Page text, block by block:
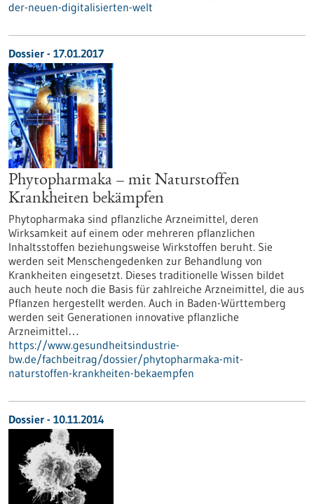
der-neuen-digitalisierten-welt
Dossier - 17.01.2017
Phytopharmaka – mit Naturstoffen
Krankheiten bekämpfen
Phytopharmaka sind pflanzliche Arzneimittel, deren
Wirksamkeit auf einem oder mehreren pflanzlichen
Inhaltsstoffen beziehungsweise Wirkstoffen beruht. Sie
werden seit Menschengedenken zur Behandlung von
Krankheiten eingesetzt. Dieses traditionelle Wissen bildet
auch heute noch die Basis für zahlreiche Arzneimittel, die aus
Pflanzen hergestellt werden. Auch in Baden-Württemberg
werden seit Generationen innovative pflanzliche
Arzneimittel…
https://www.gesundheitsindustrie-
bw.de/fachbeitrag/dossier/phytopharmaka-mit-
naturstoffen-krankheiten-bekaempfen
Dossier - 10.11.2014